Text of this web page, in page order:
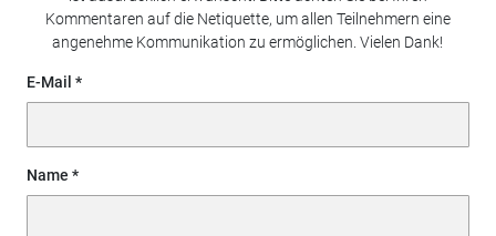
Kommentaren auf die Netiquette, um allen Teilnehmern eine
angenehme Kommunikation zu ermöglichen. Vielen Dank!
E-Mail
Name